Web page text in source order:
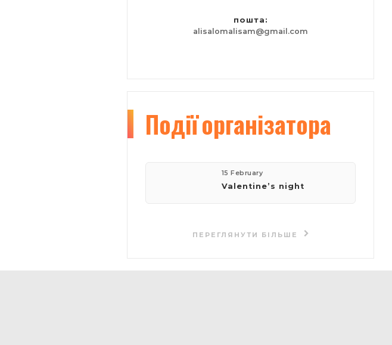
пошта:
alisalomalisam@gmail.com
Подіїорганізатора
15 February
Valentine’s night
ПЕРЕГЛЯНУТИ БІЛЬШЕ